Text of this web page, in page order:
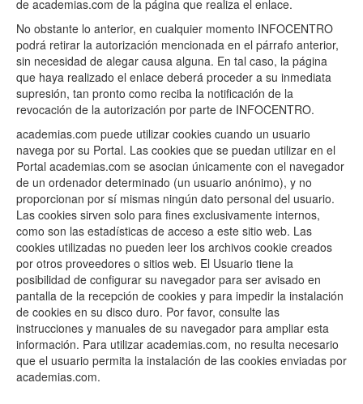
de academias.com de la página que realiza el enlace.
No obstante lo anterior, en cualquier momento INFOCENTRO
podrá retirar la autorización mencionada en el párrafo anterior,
sin necesidad de alegar causa alguna. En tal caso, la página
que haya realizado el enlace deberá proceder a su inmediata
supresión, tan pronto como reciba la notificación de la
revocación de la autorización por parte de INFOCENTRO.
academias.com puede utilizar cookies cuando un usuario
navega por su Portal. Las cookies que se puedan utilizar en el
Portal academias.com se asocian únicamente con el navegador
de un ordenador determinado (un usuario anónimo), y no
proporcionan por sí mismas ningún dato personal del usuario.
Las cookies sirven solo para fines exclusivamente internos,
como son las estadísticas de acceso a este sitio web. Las
cookies utilizadas no pueden leer los archivos cookie creados
por otros proveedores o sitios web. El Usuario tiene la
posibilidad de configurar su navegador para ser avisado en
pantalla de la recepción de cookies y para impedir la instalación
de cookies en su disco duro. Por favor, consulte las
instrucciones y manuales de su navegador para ampliar esta
información. Para utilizar academias.com, no resulta necesario
que el usuario permita la instalación de las cookies enviadas por
academias.com.